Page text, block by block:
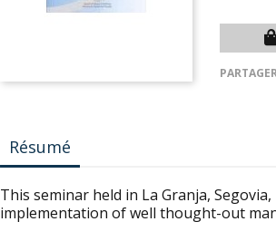
Résumé
This seminar held in La Granja,
implementation of well thought-out